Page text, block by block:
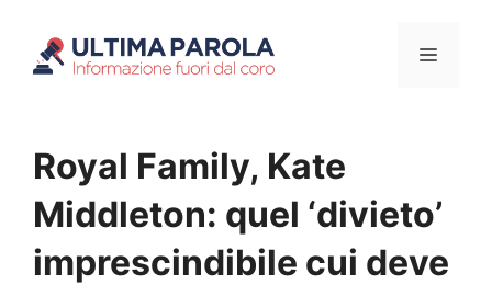
Menu
Royal Family, Kate
Middleton: quel ‘divieto’
imprescindibile cui deve